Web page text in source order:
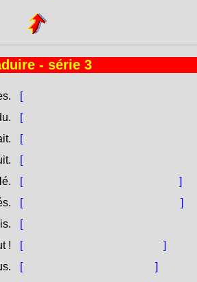
- série 3
[
[
[
[
[
]
[
]
[
!
[
]
[
]